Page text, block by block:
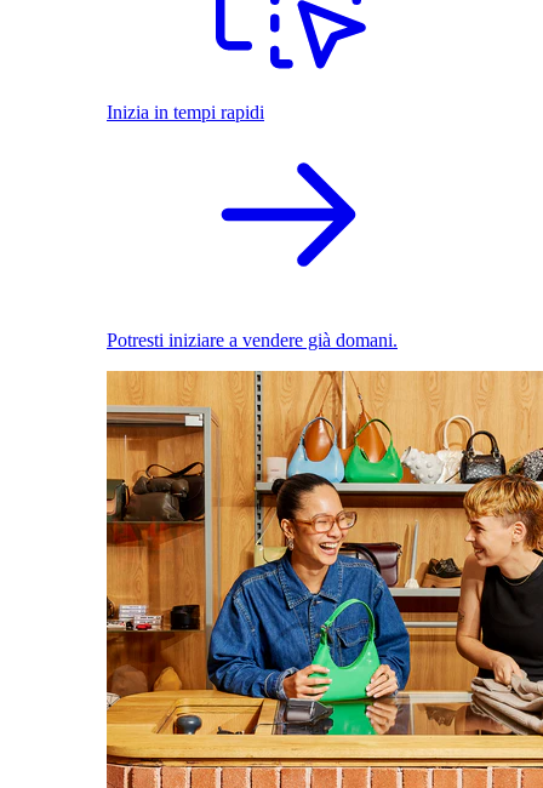
Inizia in tempi rapidi
Potresti iniziare a vendere già domani.